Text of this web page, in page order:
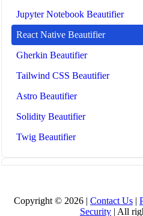
Jupyter Notebook Beautifier
React Native Beautifier
Gherkin Beautifier
Tailwind CSS Beautifier
Astro Beautifier
Solidity Beautifier
Twig Beautifier
🤖KI-Tools & Anleitungen
Copyright © 2026 | Contact Us |
Security | All